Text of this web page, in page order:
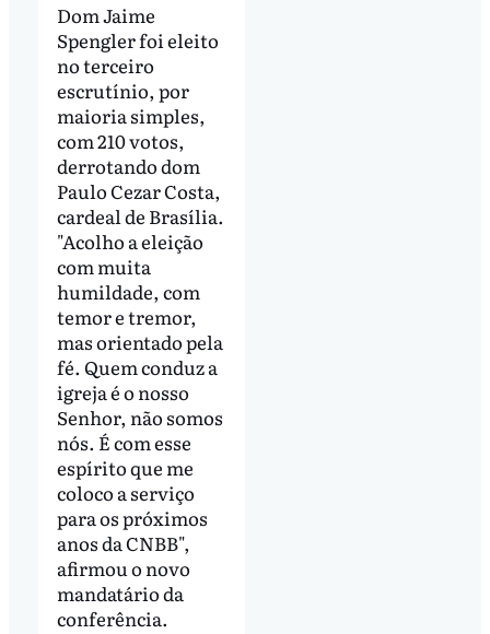
Dom Jaime
Spengler foi eleito
no terceiro
escrutínio, por
maioria simples,
com 210 votos,
derrotando dom
Paulo Cezar Costa,
cardeal de Brasília.
"Acolho a eleição
com muita
humildade, com
temor e tremor,
mas orientado pela
fé. Quem conduz a
igreja é o nosso
Senhor, não somos
nós. É com esse
espírito que me
coloco a serviço
para os próximos
anos da CNBB",
afirmou o novo
mandatário da
conferência.